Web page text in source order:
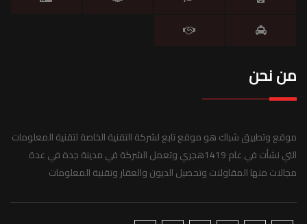
من نحن
موقع وتطبيق شباك هو موقع تابع لشركة التقنية الخاصة لتقنية المعلومات
التي نشأت في عام 1419هجري وتعمل الشركة في مدينة جدة في عدة
مجالات منها المقاولات وتحصيل الديون والعقار وتقنية المعلومات